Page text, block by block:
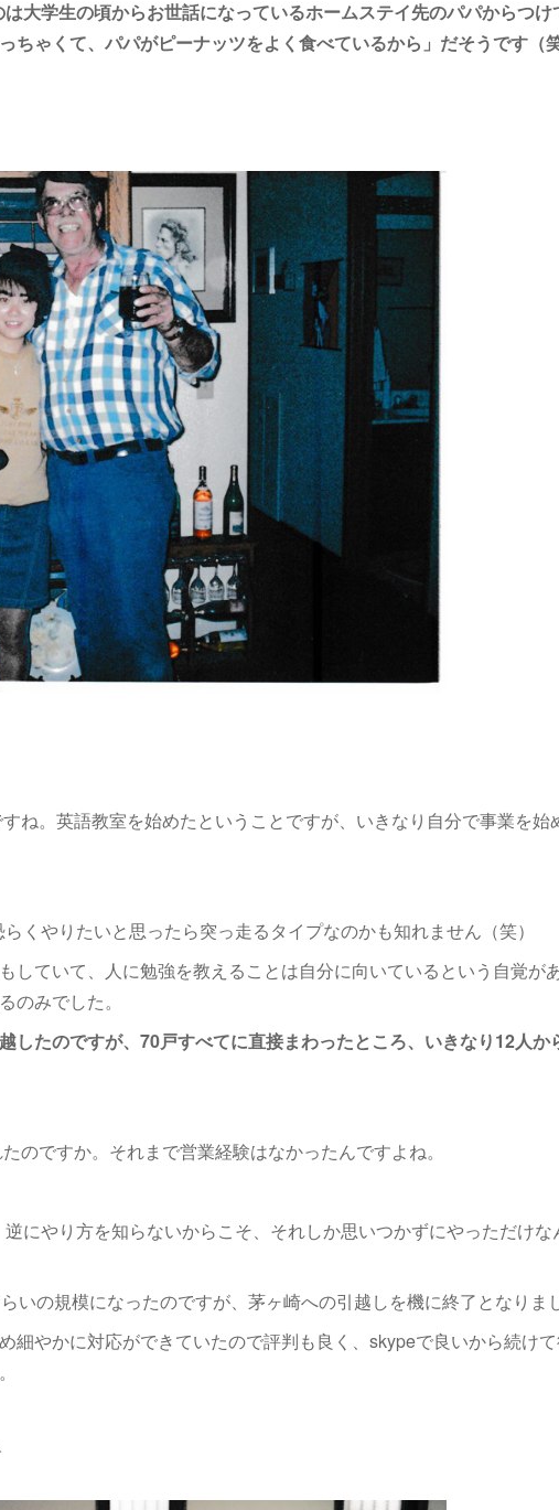
は大学生の頃からお世話になっているホームステイ先のパパからつ
ちゃくて、パパがピーナッツをよく食べているから」だそうです（笑
。英語教室を始めたということですが、いきなり自分で事業を始
くやりたいと思ったら突っ走るタイプなのかも知れません（笑）
していて、人に勉強を教えることは自分に向いているという自覚が
のみでした。
したのですが、70戸すべてに直接まわったところ、いきなり12人か
ですか。それまで営業経験はなかったんですよね。
にやり方を知らないからこそ、それしか思いつかずにやっただけな
いの規模になったのですが、茅ヶ崎への引越しを機に終了となりまし
細やかに対応ができていたので評判も良く、skypeで良いから続け